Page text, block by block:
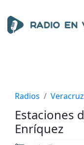
Radios Veracruz
Estaciones
Enríquez